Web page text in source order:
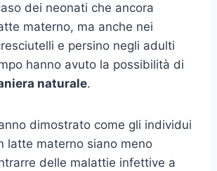
dei neonati che ancora
materno, ma anche nei
e persino negli adulti
hanno avuto la possibilità di
naturale.
dimostrato come gli individui
latte materno siano meno
delle malattie infettive a